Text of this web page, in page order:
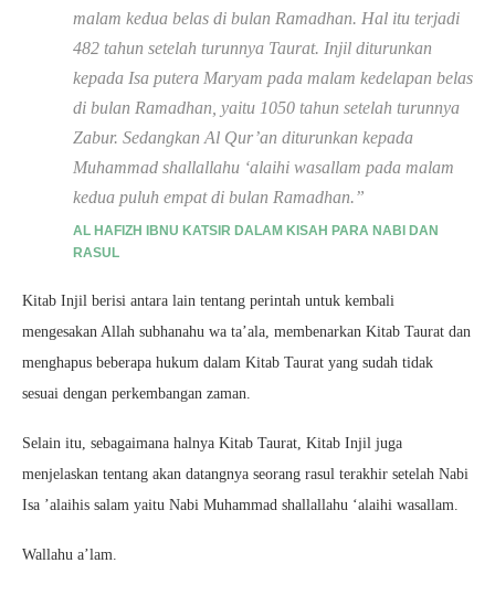
malam kedua belas di bulan Ramadhan. Hal itu terjadi
482 tahun setelah turunnya Taurat. Injil diturunkan
kepada Isa putera Maryam pada malam kedelapan belas
di bulan Ramadhan, yaitu 1050 tahun setelah turunnya
Zabur. Sedangkan Al Qur’an diturunkan kepada
Muhammad shallallahu ‘alaihi wasallam pada malam
kedua puluh empat di bulan Ramadhan.”
AL HAFIZH IBNU KATSIR DALAM KISAH PARA NABI DAN
RASUL
Kitab Injil berisi antara lain tentang perintah untuk kembali
mengesakan Allah subhanahu wa ta’ala, membenarkan Kitab Taurat dan
menghapus beberapa hukum dalam Kitab Taurat yang sudah tidak
sesuai dengan perkembangan zaman.
Selain itu, sebagaimana halnya Kitab Taurat, Kitab Injil juga
menjelaskan tentang akan datangnya seorang rasul terakhir setelah Nabi
Isa ’alaihis salam yaitu Nabi Muhammad shallallahu ‘alaihi wasallam.
Wallahu a’lam.